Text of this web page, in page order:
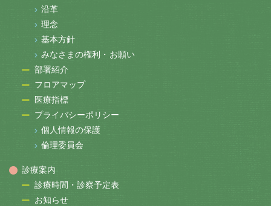
沿革
理念
基本方針
みなさまの権利・お願い
部署紹介
フロアマップ
医療指標
プライバシーポリシー
個人情報の保護
倫理委員会
診療案内
診療時間・診察予定表
お知らせ